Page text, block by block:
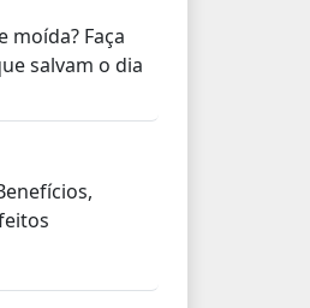
moída? Faça
salvam o dia